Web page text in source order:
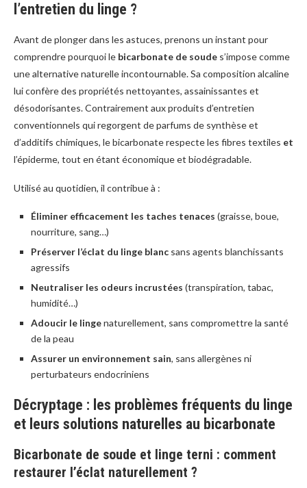
l’entretien du linge ?
Avant de plonger dans les astuces, prenons un instant pour
comprendre pourquoi le bicarbonate de soude s’impose comme
une alternative naturelle incontournable. Sa composition alcaline
lui confère des propriétés nettoyantes, assainissantes et
désodorisantes. Contrairement aux produits d’entretien
conventionnels qui regorgent de parfums de synthèse et
d’additifs chimiques, le bicarbonate respecte les fibres textiles et
l’épiderme, tout en étant économique et biodégradable.
Utilisé au quotidien, il contribue à :
Éliminer efficacement les taches tenaces (graisse, boue,
nourriture, sang…)
Préserver l’éclat du linge blanc sans agents blanchissants
agressifs
Neutraliser les odeurs incrustées (transpiration, tabac,
humidité…)
Adoucir le lingenaturellement, sans compromettre la santé
de la peau
Assurer un environnement sain, sans allergènes ni
perturbateurs endocriniens
Décryptage : les problèmes fréquents du linge
et leurs solutions naturelles au bicarbonate
Bicarbonate de soude et linge terni : comment
restaurer l’éclat naturellement ?